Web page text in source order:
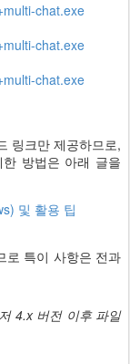
chat.exe
chat.exe
chat.exe
링크만 제공하므로,
방법은 아래 글을
및 활용 팁
로 특이 사항은 전과
4.x 버전 이후 파일